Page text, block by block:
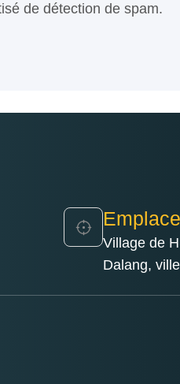
de détection de spam.
Village de
Dalang,